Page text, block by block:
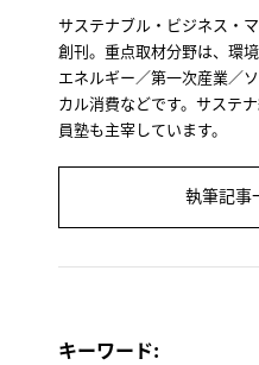
サステナブル・ビジネス・
創刊。重点取材分野は、環
エネルギー／第一次産業／
カル消費などです。サステ
員塾も主宰しています。
執筆記事
キーワード: